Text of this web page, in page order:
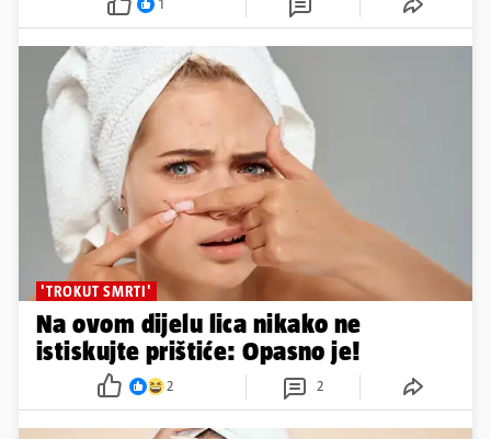
1
'TROKUT SMRTI'
Na ovom dijelu lica nikako ne
istiskujte prištiće: Opasno je!
2 2